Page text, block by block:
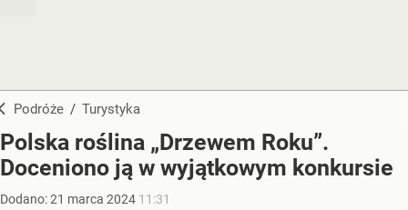
Podróże / Turystyka
Polska roślina „Drzewem Roku”.
Doceniono ją w wyjątkowym konkursie
Dodano:21 marca 2024 11:31